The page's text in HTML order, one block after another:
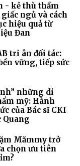
- kẻ thù thầm
ngủ và cách
hiệu quả từ
Đan
tri ân đối tác:
vững, tiếp sức
những di
mỹ: Hành
của Bác sĩ CKI
Quang
Mămmy trở
chọn ưu tiên